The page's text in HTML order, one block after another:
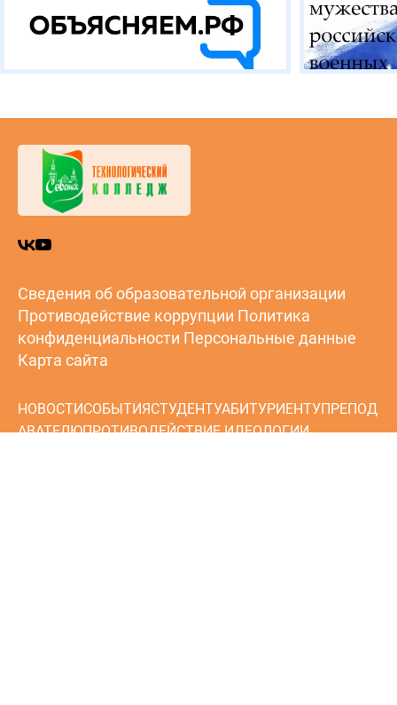
Сведения об образовательной организации
Противодействие коррупции Политика
конфиденциальности Персональные данные
Карта сайта
НОВОСТИСОБЫТИЯСТУДЕНТУАБИТУРИЕНТУПРЕПОД
АВАТЕЛЮПРОТИВОДЕЙСТВИЕ ИДЕОЛОГИИ